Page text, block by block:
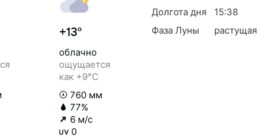
+13°
облачно
ощущается
как +9°C
760 мм
77%
6 м/с
0
Долгота дня
15:38
Фаза Луны
растущая